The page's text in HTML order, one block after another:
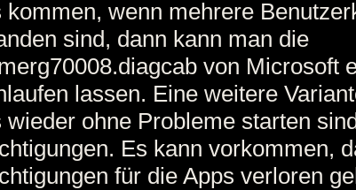
kommen, wenn mehrere
sind, dann kann man die
von Microsoft
lassen. Eine weitere
wieder ohne Probleme starten
Es kann vorkommen,
für die Apps verloren